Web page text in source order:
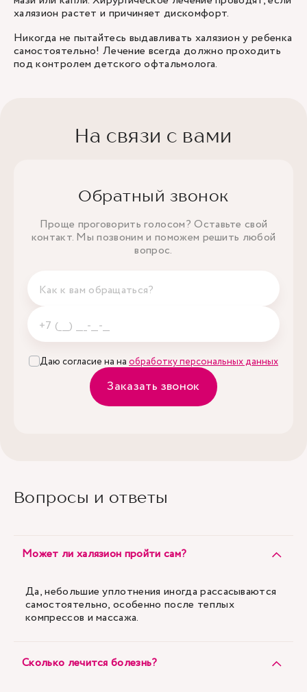
халязион растет и причиняет дискомфорт.
Никогда не пытайтесь выдавливать халязион у ребенка
самостоятельно! Лечение всегда должно проходить
под контролем детского офтальмолога.
На связи с вами
Обратный звонок
Проще проговорить голосом? Оставьте свой
контакт. Мы позвоним и поможем решить любой
вопрос.
Даю согласие на на обработку персональных данных
Заказать звонок
Вопросы и ответы
Может ли халязион пройти сам?
Да, небольшие уплотнения иногда рассасываются
самостоятельно, особенно после теплых
компрессов и массажа.
Сколько лечится болезнь?